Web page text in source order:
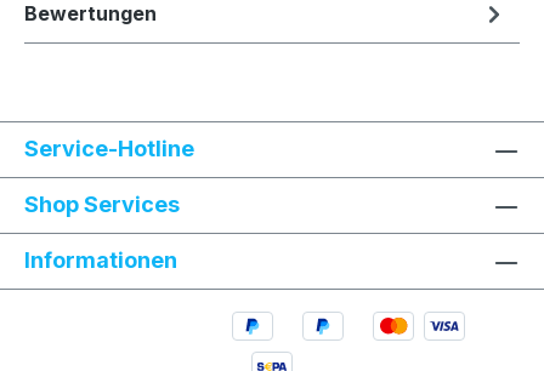
Bewertungen
Service-Hotline
Shop Services
Informationen